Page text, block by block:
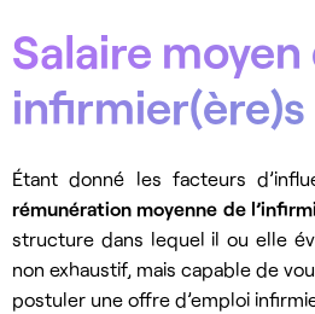
Salaire moyen
infirmier(ère)s
Étant donné les facteurs
rémunération moyenne de
structure dans lequel il ou elle
non exhaustif, mais capable de
postuler une offre d’emploi